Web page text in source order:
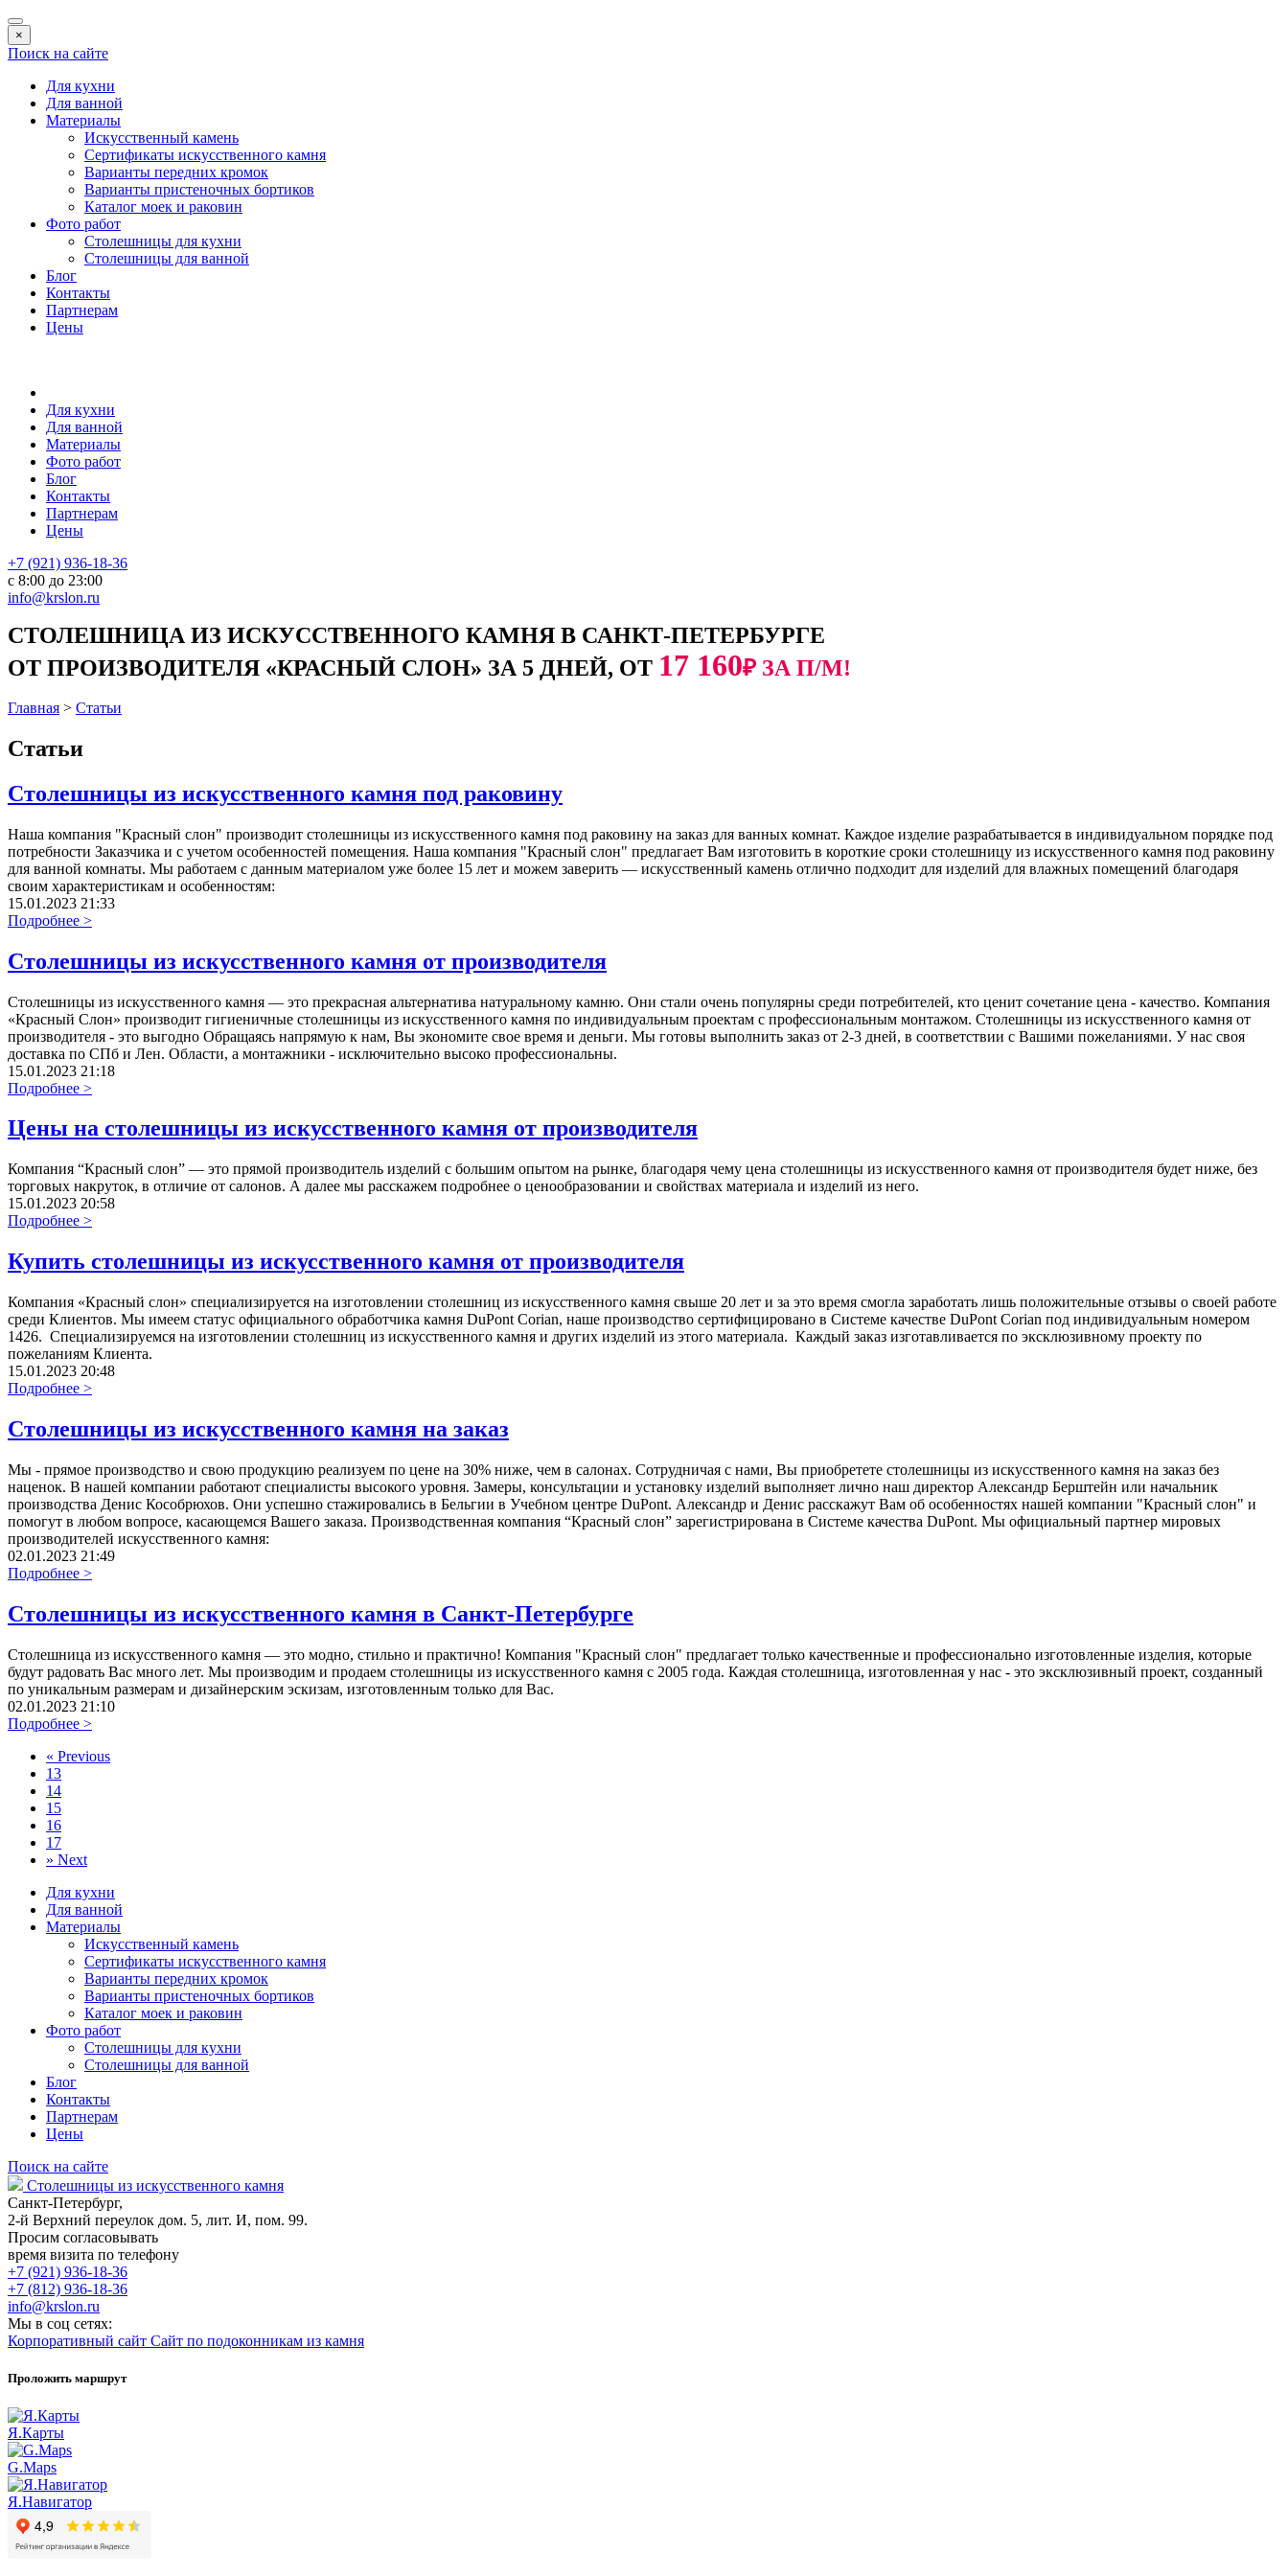
×
Поиск на сайте
Для кухни
Для ванной
Материалы
Искусственный камень
Сертификаты искусственного камня
Варианты передних кромок
Варианты пристеночных бортиков
Каталог моек и раковин
Фото работ
Столешницы для кухни
Столешницы для ванной
Блог
Контакты
Партнерам
Цены
Для кухни
Для ванной
Материалы
Фото работ
Блог
Контакты
Партнерам
Цены
+7 (921) 936-18-36
с 8:00 до 23:00
info@krslon.ru
СТОЛЕШНИЦА ИЗ ИСКУССТВЕННОГО КАМНЯ В САНКТ-ПЕТЕРБУРГЕ
ОТ ПРОИЗВОДИТЕЛЯ «КРАСНЫЙ СЛОН» ЗА 5 ДНЕЙ, ОТ 17 160₽ ЗА П/М!
Главная > Статьи
Статьи
Столешницы из искусственного камня под раковину
Наша компания "Красный слон" производит столешницы из искусственного камня под раковину на заказ для ванных комнат. Каждое изделие разрабатывается в индивидуальном порядке под
потребности Заказчика и с учетом особенностей помещения. Наша компания "Красный слон" предлагает Вам изготовить в короткие сроки столешницу из искусственного камня под раковину
для ванной комнаты. Мы работаем с данным материалом уже более 15 лет и можем заверить — искусственный камень отлично подходит для изделий для влажных помещений благодаря
своим характеристикам и особенностям:
15.01.2023 21:33
Подробнее >
Столешницы из искусственного камня от производителя
Столешницы из искусственного камня — это прекрасная альтернатива натуральному камню. Они стали очень популярны среди потребителей, кто ценит сочетание цена - качество. Компания
«Красный Слон» производит гигиеничные столешницы из искусственного камня по индивидуальным проектам с профессиональным монтажом. Столешницы из искусственного камня от
производителя - это выгодно Обращаясь напрямую к нам, Вы экономите свое время и деньги. Мы готовы выполнить заказ от 2-3 дней, в соответствии с Вашими пожеланиями. У нас своя
доставка по СПб и Лен. Области, а монтажники - исключительно высоко профессиональны.
15.01.2023 21:18
Подробнее >
Цены на столешницы из искусственного камня от производителя
Компания “Красный слон” — это прямой производитель изделий с большим опытом на рынке, благодаря чему цена столешницы из искусственного камня от производителя будет ниже, без
торговых накруток, в отличие от салонов. А далее мы расскажем подробнее о ценообразовании и свойствах материала и изделий из него.
15.01.2023 20:58
Подробнее >
Купить столешницы из искусственного камня от производителя
Компания «Красный слон» специализируется на изготовлении столешниц из искусственного камня свыше 20 лет и за это время смогла заработать лишь положительные отзывы о своей работе
среди Клиентов. Мы имеем статус официального обработчика камня DuPont Corian, наше производство сертифицировано в Системе качестве DuPont Corian под индивидуальным номером
1426. Специализируемся на изготовлении столешниц из искусственного камня и других изделий из этого материала. Каждый заказ изготавливается по эксклюзивному проекту по
пожеланиям Клиента.
15.01.2023 20:48
Подробнее >
Столешницы из искусственного камня на заказ
Мы - прямое производство и свою продукцию реализуем по цене на 30% ниже, чем в салонах. Сотрудничая с нами, Вы приобретете столешницы из искусственного камня на заказ без
наценок. В нашей компании работают специалисты высокого уровня. Замеры, консультации и установку изделий выполняет лично наш директор Александр Берштейн или начальник
производства Денис Кособрюхов. Они успешно стажировались в Бельгии в Учебном центре DuPont. Александр и Денис расскажут Вам об особенностях нашей компании "Красный слон" и
помогут в любом вопросе, касающемся Вашего заказа. Производственная компания “Красный слон” зарегистрирована в Системе качества DuPont. Мы официальный партнер мировых
производителей искусственного камня:
02.01.2023 21:49
Подробнее >
Столешницы из искусственного камня в Санкт-Петербурге
Столешница из искусственного камня — это модно, стильно и практично! Компания "Красный слон" предлагает только качественные и профессионально изготовленные изделия, которые
будут радовать Вас много лет. Мы производим и продаем столешницы из искусственного камня с 2005 года. Каждая столешница, изготовленная у нас - это эксклюзивный проект, созданный
по уникальным размерам и дизайнерским эскизам, изготовленным только для Вас.
02.01.2023 21:10
Подробнее >
« Previous
13
14
15
16
17
» Next
Для кухни
Для ванной
Материалы
Искусственный камень
Сертификаты искусственного камня
Варианты передних кромок
Варианты пристеночных бортиков
Каталог моек и раковин
Фото работ
Столешницы для кухни
Столешницы для ванной
Блог
Контакты
Партнерам
Цены
Поиск на сайте
Столешницы из искусственного камня
Санкт-Петербург,
2-й Верхний переулок дом. 5, лит. И, пом. 99.
Просим согласовывать
время визита по телефону
+7 (921) 936-18-36
+7 (812) 936-18-36
info@krslon.ru
Мы в соц сетях:
Корпоративный сайт Сайт по подоконникам из камня
Проложить маршрут
Я.Карты
G.Maps
Я.Навигатор